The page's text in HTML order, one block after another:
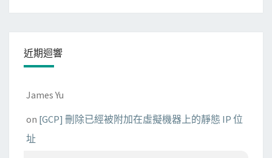
近期迴響
James Yu
on [GCP] 刪除已經被附加在虛擬機器上的靜態 IP 位
址